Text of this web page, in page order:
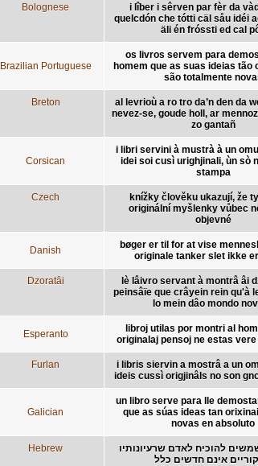
Bolognese
i lîber i sêrven par fèr da
quelcdón che tótti cäl såu idéi
äli én fróssti ed cal
Brazilian Portuguese
os livros servem para
homem que as suas ideias tão
são totalmente
Breton
al levrioù a ro tro da’n den da
nevez-se, goude holl, ar
zo gantañ
Corsican
i libri servini à mustrà à un
idei soi cusì urighjinali, ùn sò
stampa
Czech
knížky člověku ukazují, že
originální myšlenky vůbec
objevné
Danish
bøger er til for at vise
originale tanker slet ikke
Dzoratâi
lè lâivro servant à montrâ âi
peinsâïe que crâyein rein qu'à
lo mein dâo mondo
Esperanto
libroj utilas por montri al
originalaj pensoj ne estas
Furlan
i libris siervin a mostrâ a un
ideis cussì origjinâls no son
Galician
un libro serve para lle
que as súas ideas tan
novas en absoluto
Hebrew
להוכיח לאדם שרעיונותיו
אינם חדשים כלל